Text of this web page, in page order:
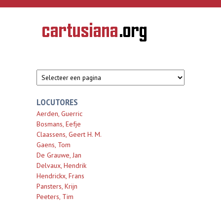
Overslaan en naar de inhoud gaan
CARTUSIANA
Geschiedenis
van de
LOCUTORES
Aerden, Guerric
Bosmans, Eefje
Claassens, Geert H. M.
Gaens, Tom
De Grauwe, Jan
Delvaux, Hendrik
Hendrickx, Frans
Pansters, Krijn
Peeters, Tim